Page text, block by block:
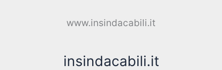
www.insindacabili.it
insindacabili.it